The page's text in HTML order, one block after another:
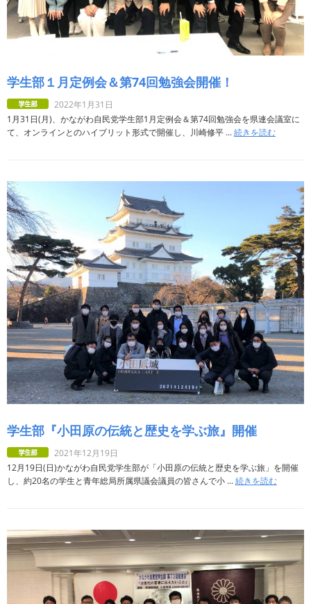
学生部１月定例会＆第74回勉強会開催！
2022年1月31日
1月31日(月)、かながわ自民党学生部1月定例会＆第74回勉強会を県連会議室に
て、オンラインとのハイブリット形式で開催し、川崎修平 ...続きを読む
学生部『小田原の伝統と歴史を学ぶ旅』開催
2021年12月19日
12月19日(日)かながわ自民党学生部が「小田原の伝統と歴史を学ぶ旅」を開催
し、約20名の学生と青年総局所属県議会議員の皆さんで小 ...続きを読む